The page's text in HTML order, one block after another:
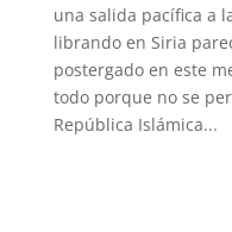
una salida pacífica a
librando en Siria
postergado en este
todo porque no se
República Islámica...